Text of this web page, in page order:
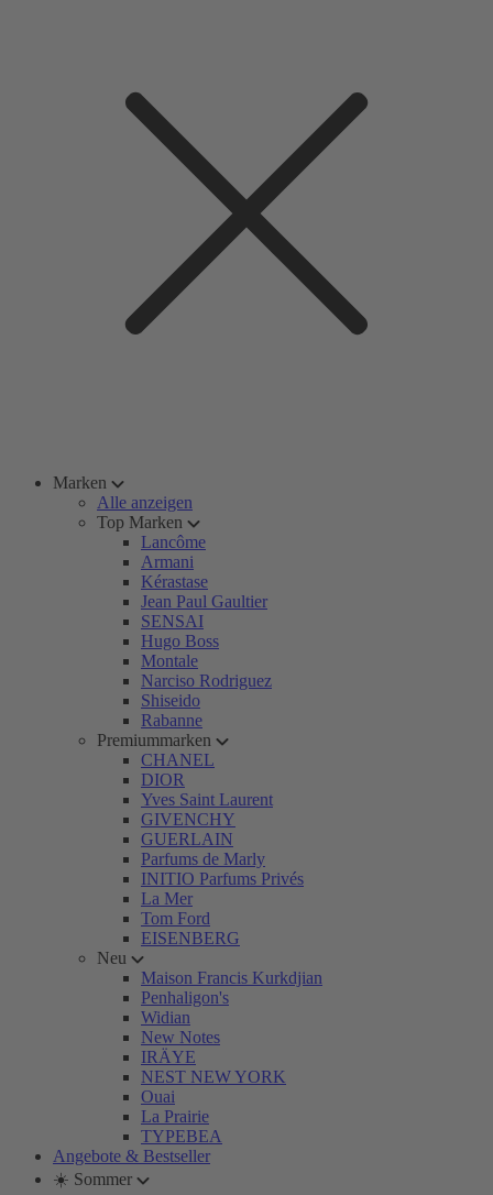
Marken
Alle anzeigen
Top Marken
Lancôme
Armani
Kérastase
Jean Paul Gaultier
SENSAI
Hugo Boss
Montale
Narciso Rodriguez
Shiseido
Rabanne
Premiummarken
CHANEL
DIOR
Yves Saint Laurent
GIVENCHY
GUERLAIN
Parfums de Marly
INITIO Parfums Privés
La Mer
Tom Ford
EISENBERG
Neu
Maison Francis Kurkdjian
Penhaligon's
Widian
New Notes
IRÄYE
NEST NEW YORK
Ouai
La Prairie
TYPEBEA
Angebote & Bestseller
☀️ Sommer